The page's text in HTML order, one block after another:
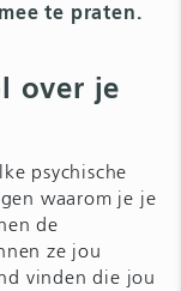
te praten.
over je
psychische
waarom je je
de
ze jou
vinden die jou